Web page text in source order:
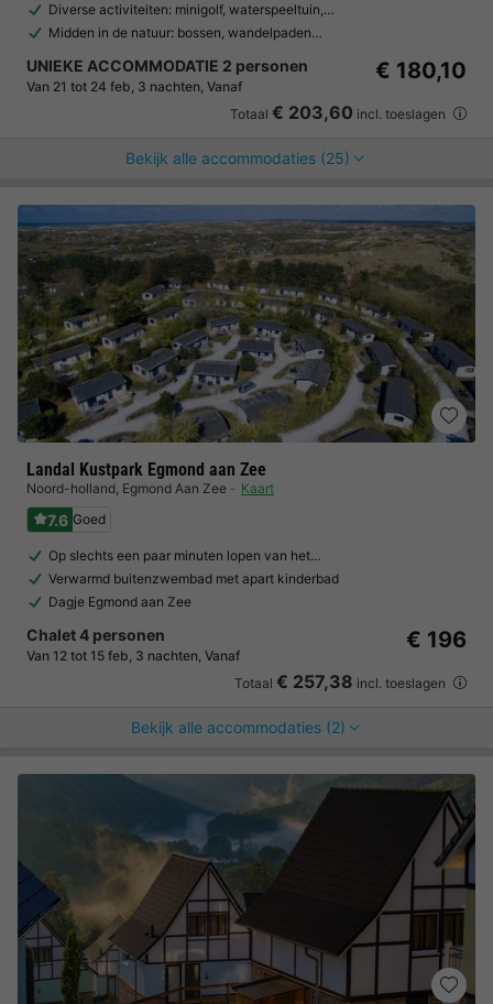
Diverse activiteiten: minigolf, waterspeeltuin,…
Midden in de natuur: bossen, wandelpaden…
UNIEKE ACCOMMODATIE 2 personen
Van 21 tot 24 feb, 3 nachten, Vanaf
€ 180,10
Totaal € 203,60 incl. toeslagen
Bekijk alle accommodaties (25)
Landal Kustpark Egmond aan Zee
Noord-holland, Egmond Aan Zee Kaart
7.6 Goed
Op slechts een paar minuten lopen van het…
Verwarmd buitenzwembad met apart kinderbad
Dagje Egmond aan Zee
Chalet 4 personen
Van 12 tot 15 feb, 3 nachten, Vanaf
€ 196
Totaal € 257,38 incl. toeslagen
Bekijk alle accommodaties (2)